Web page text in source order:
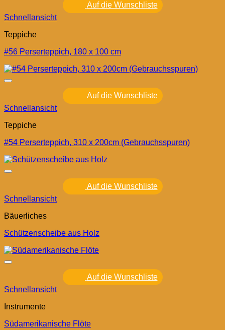
Auf die Wunschliste
Schnellansicht
Teppiche
#56 Perserteppich, 180 x 100 cm
Auf die Wunschliste
Schnellansicht
Teppiche
#54 Perserteppich, 310 x 200cm (Gebrauchsspuren)
Auf die Wunschliste
Schnellansicht
Bäuerliches
Schützenscheibe aus Holz
Auf die Wunschliste
Schnellansicht
Instrumente
Südamerikanische Flöte